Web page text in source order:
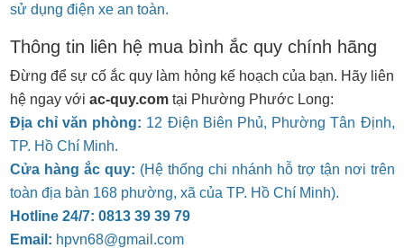
sử dụng điện xe an toàn.
Thông tin liên hệ mua bình ắc quy chính hãng
Đừng để sự cố ắc quy làm hỏng kế hoạch của bạn. Hãy liên
hệ ngay với ac-quy.comtại Phường Phước Long:
Địa chỉ văn phòng: 12 Điện Biên Phủ, Phường Tân Định,
TP. Hồ Chí Minh.
Cửa hàng ắc quy: (Hệ thống chi nhánh hỗ trợ tận nơi trên
toàn địa bàn 168 phường, xã của TP. Hồ Chí Minh).
Hotline 24/7: 0813 39 39 79
Email: hpvn68@gmail.com